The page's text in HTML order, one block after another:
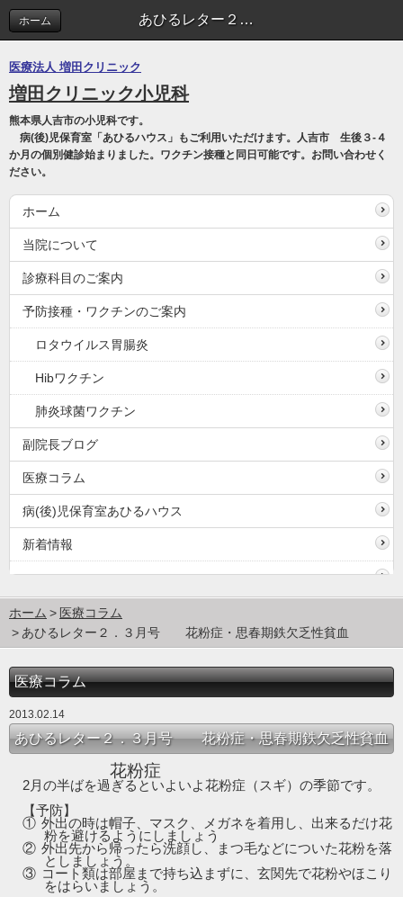
あひるレター２．３月号 花粉症・思春期鉄欠乏性貧血 | 医療コラム
ホーム
医療法人 増田クリニック
増田クリニック小児科
熊本県人吉市の小児科です。
病(後)児保育室「あひるハウス」もご利用いただけます。人吉市 生後３-４
か月の個別健診始まりました。ワクチン接種と同日可能です。お問い合わせく
ださい。
ホーム
当院について
診療科目のご案内
予防接種・ワクチンのご案内
ロタウイルス胃腸炎
Hibワクチン
肺炎球菌ワクチン
副院長ブログ
医療コラム
病(後)児保育室あひるハウス
新着情報
ホーム
医療コラム
あひるレター２．３月号 花粉症・思春期鉄欠乏性貧血
医療コラム
2013.02.14
あひるレター２．３月号 花粉症・思春期鉄欠乏性貧血
花粉症
2月の半ばを過ぎるといよいよ花粉症（スギ）の季節です。
【予防】
① 外出の時は帽子、マスク、メガネを着用し、出来るだけ花
粉を避けるようにしましょう
② 外出先から帰ったら洗顔し、まつ毛などについた花粉を落
としましょう。
③ コート類は部屋まで持ち込まずに、玄関先で花粉やほこり
をはらいましょう。